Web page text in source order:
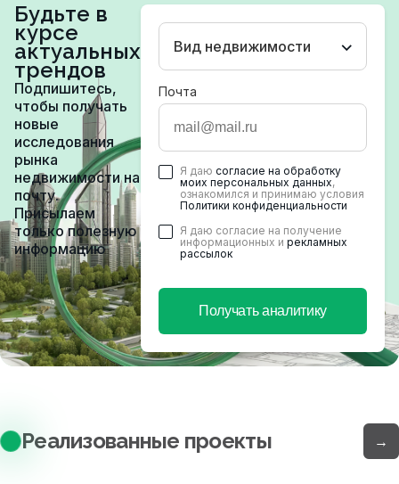
Будьте в
курсе
актуальных
трендов
Подпишитесь,
чтобы получать
новые
исследования
рынка
недвижимости на
почту.
Присылаем
только полезную
информацию
Вид недвижимости
Почта
Я даю согласие на обработку
моих персональных данных,
ознакомился и принимаю условия
Политики конфиденциальности
Я даю согласие на получение
информационных и рекламных
рассылок
Получать аналитику
Реализованные проекты →